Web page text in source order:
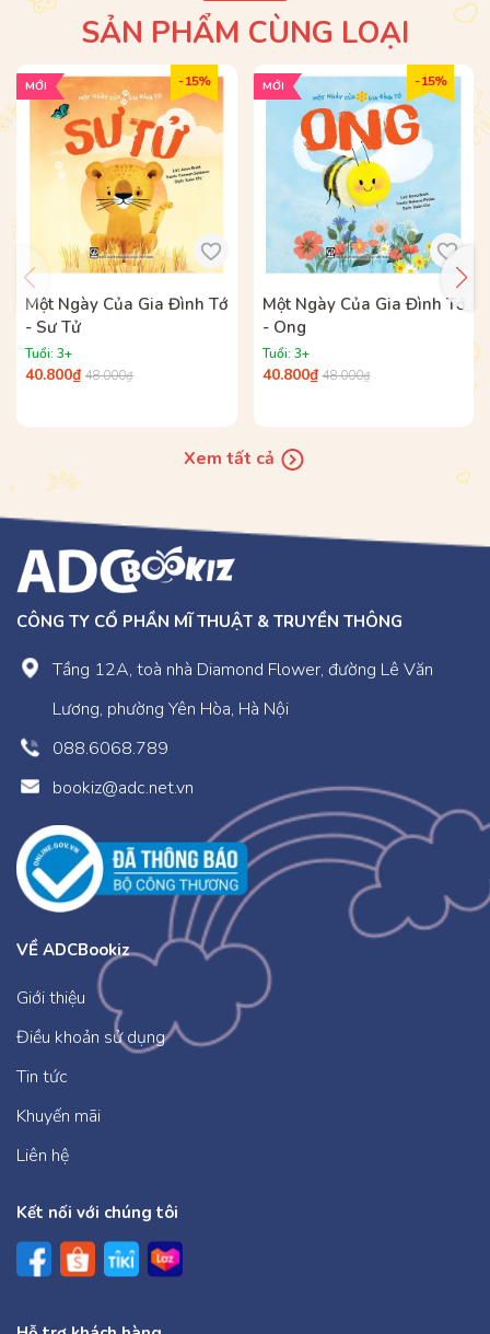
SẢN PHẨM CÙNG LOẠI
- 15%
MỚI
Một Ngày Của Gia Đình Tớ
- Sư Tử
Tuổi: 3+
40.800₫ 48.000₫
- 15%
MỚI
Một Ngày Của Gia Đình Tớ
- Ong
Tuổi: 3+
40.800₫ 48.000₫
Xem tất cả
CÔNG TY CỔ PHẦN MĨ THUẬT & TRUYỀN THÔNG
Tầng 12A, toà nhà Diamond Flower, đường Lê Văn
Lương, phường Yên Hòa, Hà Nội
088.6068.789
bookiz@adc.net.vn
VỀ ADCBookiz
Giới thiệu
Điều khoản sử dụng
Tin tức
Khuyến mãi
Liên hệ
Kết nối với chúng tôi